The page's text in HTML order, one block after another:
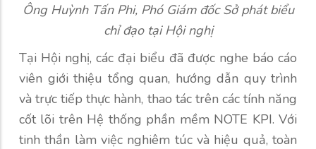
Ông Huỳnh Tấn Phi, Phó Giám đốc Sở phát biểu
chỉ đạo tại Hội nghị
Tại Hội nghị, các đại biểu đã được nghe báo cáo
viên giới thiệu tổng quan, hướng dẫn quy trình
và trực tiếp thực hành, thao tác trên các tính năng
cốt lõi trên Hệ thống phần mềm NOTE KPI. Với
tinh thần làm việc nghiêm túc và hiệu quả, toàn